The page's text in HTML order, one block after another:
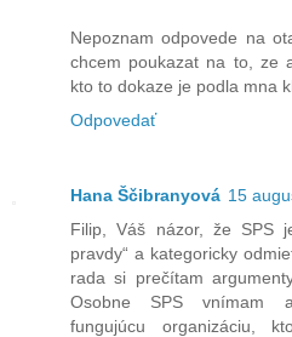
Nepoznam odpovede na
chcem poukazat na to, ze
kto to dokaze je podla mna
Odpovedať
Hana Ščibranyová 15
Filip, Váš názor, že SPS
pravdy“ a kategoricky
rada si prečítam
Osobne SPS vnímam
fungujúcu organizáciu,